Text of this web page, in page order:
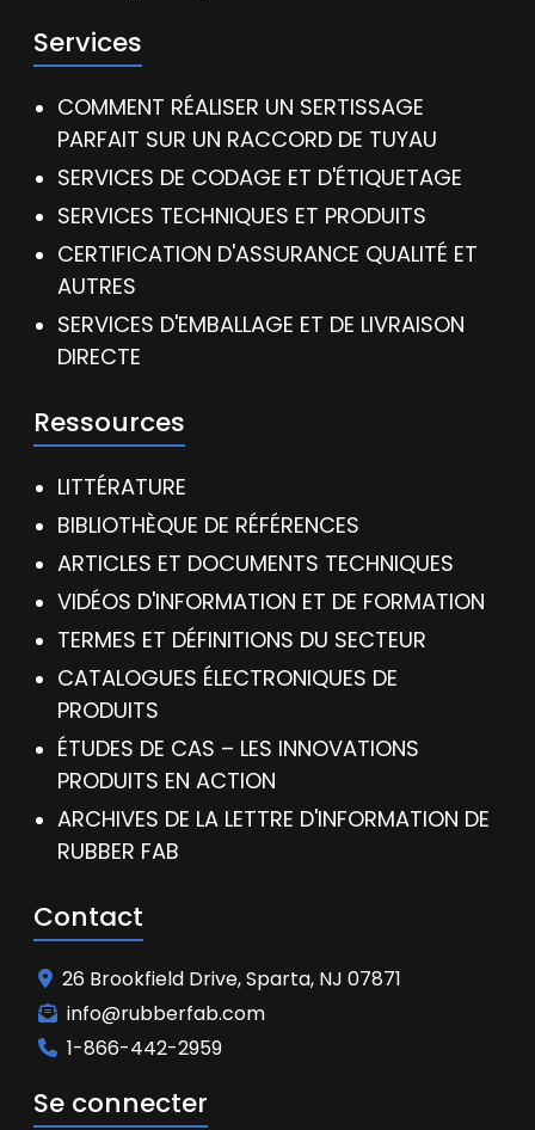
Services
COMMENT RÉALISER UN SERTISSAGE
PARFAIT SUR UN RACCORD DE TUYAU
SERVICES DE CODAGE ET D'ÉTIQUETAGE
SERVICES TECHNIQUES ET PRODUITS
CERTIFICATION D'ASSURANCE QUALITÉ ET
AUTRES
SERVICES D'EMBALLAGE ET DE LIVRAISON
DIRECTE
Ressources
LITTÉRATURE
BIBLIOTHÈQUE DE RÉFÉRENCES
ARTICLES ET DOCUMENTS TECHNIQUES
VIDÉOS D'INFORMATION ET DE FORMATION
TERMES ET DÉFINITIONS DU SECTEUR
CATALOGUES ÉLECTRONIQUES DE
PRODUITS
ÉTUDES DE CAS – LES INNOVATIONS
PRODUITS EN ACTION
ARCHIVES DE LA LETTRE D'INFORMATION DE
RUBBER FAB
Contact
26 Brookfield Drive, Sparta, NJ 07871
info@rubberfab.com
1-866-442-2959
Se connecter